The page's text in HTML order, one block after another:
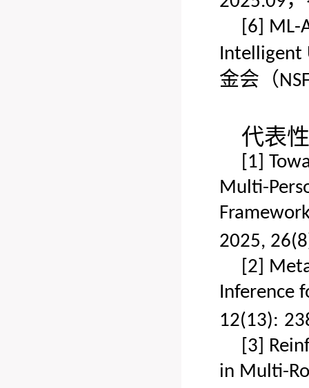
[6] ML-
Intelligent
金会（
代表
[1]
Multi-
2025,
[2]
Inference
12(13):
[3]
in Multi-